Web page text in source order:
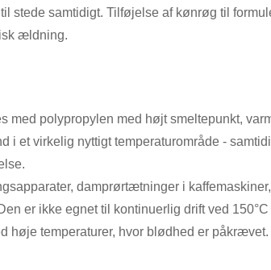
stede samtidigt. Tilføjelse af kønrøg til
ældning.
med polypropylen med højt smeltepunkt,
i et virkelig nyttigt temperaturområde -
damprørtætninger i
er ikke egnet til kontinuerlig drift ved
høje temperaturer, hvor blødhed er påkrævet.